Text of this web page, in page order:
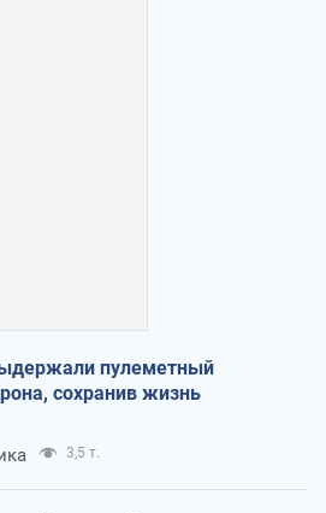
пулеметный
сохранив жизнь
3,5 т.